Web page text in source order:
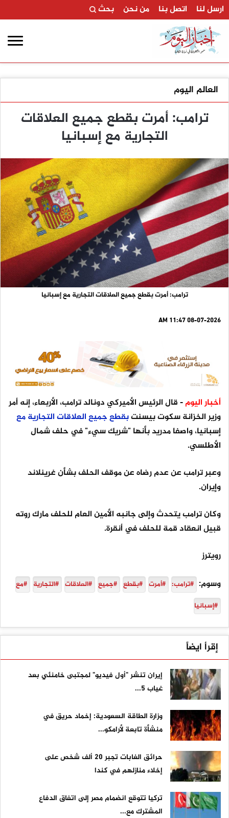
ارسل لنا اتصل بنا من نحن بحث
العالم اليوم
ترامب: أمرت بقطع جميع العلاقات
التجارية مع إسبانيا
ترامب: أمرت بقطع جميع العلاقات التجارية مع إسبانيا
08-07-2026 11:47 AM
أخبار اليوم- قال الرئيس الأميركي دونالد ترامب، الأربعاء، إنه أمر
وزير الخزانة سكوت بيسنتبقطعجميعالعلاقاتالتجاريةمع
إسبانيا، واصفا مدريد بأنها "شريك سيء" في حلف شمال
الأطلسي.
وعبر ترامب عن عدم رضاه عن موقف الحلف بشأن غرينلاند
وإيران.
وكان ترامب يتحدث وإلى جانبه الأمين العام للحلف مارك روته
قبيل انعقاد قمة للحلف في أنقرة.
رويترز
وسوم: #ترامب: #أمرت #بقطع #جميع #العلاقات #التجارية #مع
#إسبانيا
إقرأ ايضاً
إيران تنشر "أول فيديو" لمجتبى خامنئي بعد
غياب 5...
وزارة الطاقة السعودية: إخماد حريق في
منشأة تابعة لأرامكو...
حرائق الغابات تجبر 20 ألف شخص على
إخلاء منازلهم في كندا
تركيا تتوقع انضمام مصر إلى اتفاق الدفاع
المشترك مع...